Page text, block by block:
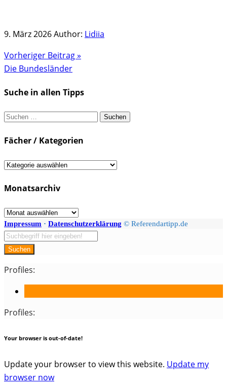
9. März 2026Author: Lidiia
Vorheriger Beitrag »
Die Bundesländer
Suche in allen Tipps
Suchen
Fächer / Kategorien
Fächer
Kategorien
Monatsarchiv
Monatsarchiv
Impressum · Datenschutzerklärung © Referendartipp.de
Suchen
Profiles:
Profiles:
Your browser is out-of-date!
Update your browser to view this website. Update my
browser now